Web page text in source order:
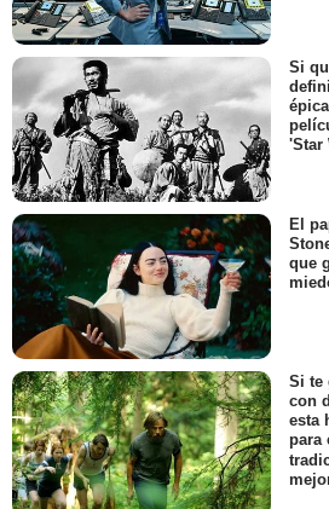
Si
'Star
El
que
Si te
con
esta
para